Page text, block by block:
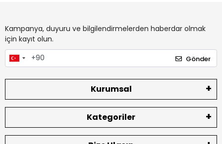
Kampanya, duyuru ve bilgilendirmelerden haberdar olmak
için kayıt olun.
Gönder
Kurumsal
Kategoriler